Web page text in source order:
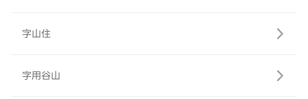
字山住
字用谷山